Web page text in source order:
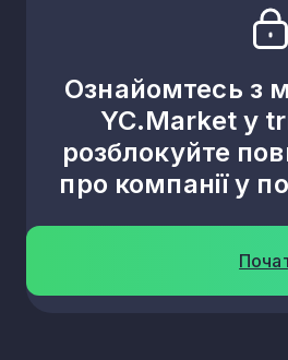
Ознайомтесь з
YC.Market у
розблокуйте
про компанії у